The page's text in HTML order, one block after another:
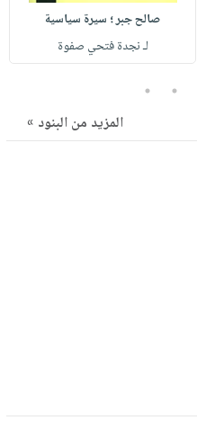
صالح جبر ؛ سيرة سياسية
لـ نجدة فتحي صفوة
4
5
المزيد من البنود »